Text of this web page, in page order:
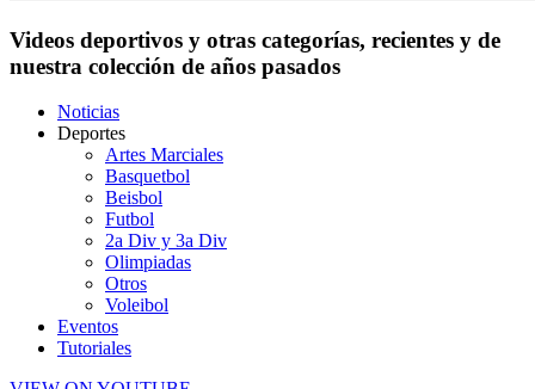
Videos deportivos y otras categorías, recientes y de
nuestra colección de años pasados
Noticias
Deportes
Artes Marciales
Basquetbol
Beisbol
Futbol
2a Div y 3a Div
Olimpiadas
Otros
Voleibol
Eventos
Tutoriales